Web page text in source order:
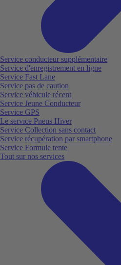
Service conducteur supplémentaire
Service d'enregistrement en ligne
Service Fast Lane
Service pas de caution
Service véhicule récent
Service Jeune Conducteur
Service GPS
Le service Pneus Hiver
Service Collection sans contact
Service récupération par smartphone
Service Formule tente
Tout sur nos services